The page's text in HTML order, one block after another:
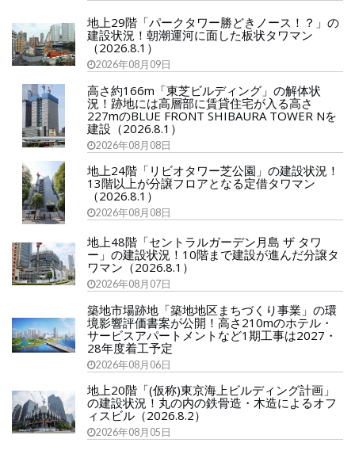
地上29階「パークタワー勝どきノース！？」の
建設状況！朝潮運河に面した板状タワマン
（2026.8.1）
2026年08月09日
高さ約166m「東芝ビルディング」の解体状
況！跡地には高層部に賃貸住宅が入る高さ
227mのBLUE FRONT SHIBAURA TOWER Nを
建設（2026.8.1）
2026年08月08日
地上24階「リビオタワー芝公園」の建設状況！
13階以上が分譲フロアとなる定借タワマン
（2026.8.1）
2026年08月08日
地上48階「セントラルガーデン月島 ザ タワ
ー」の建設状況！10階まで建設が進んだ分譲タ
ワマン（2026.8.1）
2026年08月07日
築地市場跡地「築地地区まちづくり事業」の環
境影響評価書案が公開！高さ210mのホテル・
サービスアパートメントなど1期工事は2027・
28年度着工予定
2026年08月06日
地上20階「(仮称)東京海上ビルディング計画」
の建設状況！丸の内の鉄骨造・木造によるオフ
ィスビル（2026.8.2）
2026年08月05日